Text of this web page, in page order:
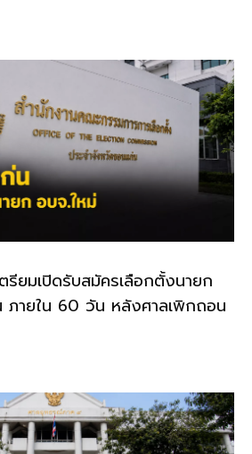
k
ยมเปิดรับสมัครเลือกตั้งนายก
ภายใน 60 วัน หลังศาลเพิกถอน